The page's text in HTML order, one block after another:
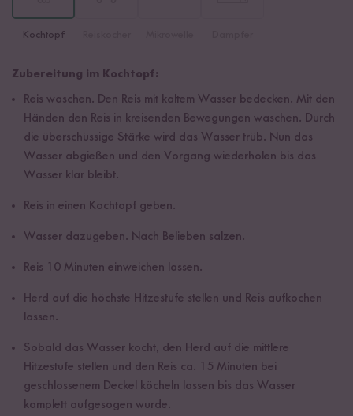
Kochtopf
Zubereitung im Kochtopf:
Reis waschen. Den Reis mit kaltem Wasser bedecken. Mit den
Händen den Reis in kreisenden Bewegungen waschen. Durch
die überschüssige Stärke wird das Wasser trüb. Nun das
Wasser abgießen und den Vorgang wiederholen bis das
Wasser klar bleibt.
Reis in einen Kochtopf geben.
Wasser dazugeben. Nach Belieben salzen.
Reis 10 Minuten einweichen lassen.
Herd auf die höchste Hitzestufe stellen und Reis aufkochen
lassen.
Sobald das Wasser kocht, den Herd auf die mittlere
Hitzestufe stellen und den Reis ca. 15 Minuten bei
geschlossenem Deckel köcheln lassen bis das Wasser
komplett aufgesogen wurde.